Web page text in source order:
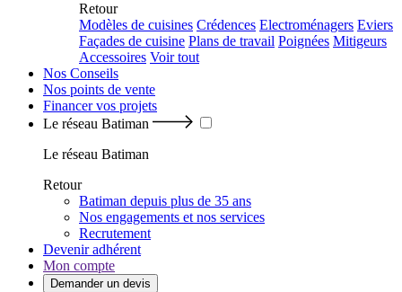
Retour
Modèles de cuisines Crédences Electroménagers Eviers
Façades de cuisine Plans de travail Poignées Mitigeurs
Accessoires Voir tout
Nos Conseils
Nos points de vente
Financer vos projets
Le réseau Batiman
Le réseau Batiman
Retour
Batiman depuis plus de 35 ans
Nos engagements et nos services
Recrutement
Devenir adhérent
Mon compte
Demander un devis